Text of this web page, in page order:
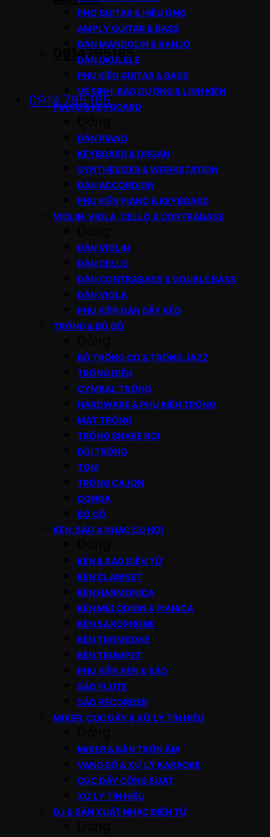
0914795185
0914.795.185
PHƠ GUITAR & HIỆU ỨNG
AMPLY GUITAR & BASS
ĐÀN MANDOLIN & BANJO
ĐÀN UKULELE
PHỤ KIỆN GUITAR & BASS
VỆ SINH, BẢO DƯỠNG & LINH KIỆN
PIANO & KEYBOARD
ĐÀN PIANO
KEYBOARD & ORGAN
SYNTHESIZER & WORKSTATION
ĐÀN ACCORDION
PHỤ KIỆN PIANO & KEYBOARD
VIOLIN, VIOLA, CELLO & CONTRABASS
ĐÀN VIOLIN
ĐÀN CELLO
ĐÀN CONTRABASS & DOUBLE BASS
ĐÀN VIOLA
PHỤ KIỆN ĐÀN DÂY KÉO
TRỐNG & BỘ GÕ
BỘ TRỐNG CƠ & TRỐNG JAZZ
TRỐNG ĐIỆN
CYMBAL TRỐNG
HARDWARE & PHỤ KIỆN TRỐNG
MẶT TRỐNG
TRỐNG SNARE RỜI
DÙI TRỐNG
TOM
TRỐNG CAJON
CONGA
BỘ GÕ
KÈN, SÁO & NHẠC CỤ HƠI
KÈN & SÁO ĐIỆN TỬ
KÈN CLARINET
KÈN HARMONICA
KÈN MELODION & PIANICA
KÈN SAXOPHONE
KÈN TROMBONE
KÈN TRUMPET
PHỤ KIỆN KÈN & SÁO
SÁO FLUTE
SÁO RECORDER
MIXER, CỤC ĐẨY & XỬ LÝ TÍN HIỆU
MIXER & BÀN TRỘN ÂM
VANG SỐ & XỬ LÝ KARAOKE
CỤC ĐẨY CÔNG SUẤT
XỬ LÝ TÍN HIỆU
DJ & SẢN XUẤT NHẠC ĐIỆN TỬ